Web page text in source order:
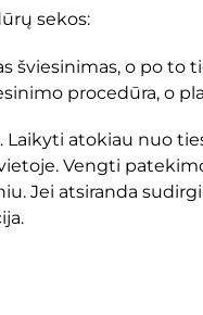
sekos:
šviesinimas, o po to
procedūra, o
atokiau nuo
Vengti
Jei atsiranda